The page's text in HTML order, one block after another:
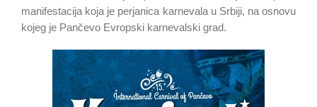
manifestacija koja je perjanica karnevala u Srbiji, na osnovu
kojeg je Pančevo Evropski karnevalski grad.